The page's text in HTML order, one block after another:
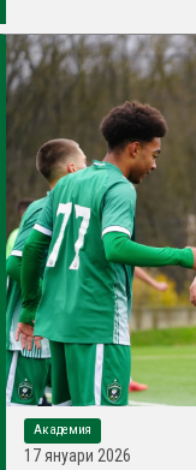
Академия
17 януари 2026